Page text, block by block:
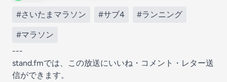
#さいたまマラソン #サブ4 #ランニング
#マラソン
---
stand.fmでは、この放送にいいね・コメント・レター送
信ができます。